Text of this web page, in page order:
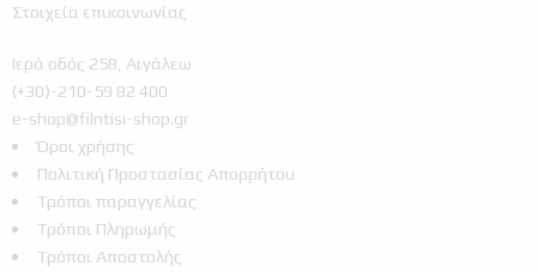
Στοιχεία επικοινωνίας
Ιερά οδός 258, Αιγάλεω
(+30)-210-59 82 400
e-shop@filntisi-shop.gr
Όροι χρήσης
Πολιτική Προστασίας Απορρήτου
Τρόποι παραγγελίας
Τρόποι Πληρωμής
Τρόποι Αποστολής